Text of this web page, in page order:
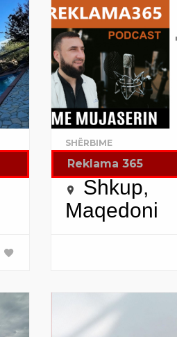
SHËRBIME
Reklama 365
Shkup,
Maqedoni